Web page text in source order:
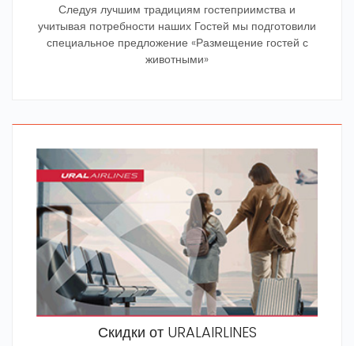
Следуя лучшим традициям гостеприимства и
учитывая потребности наших Гостей мы подготовили
специальное предложение «Размещение гостей с
животными»
Скидки от URALAIRLINES